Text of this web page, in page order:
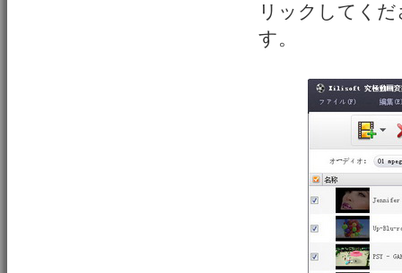
リックしてく
す。